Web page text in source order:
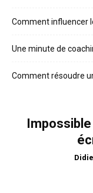
Comment influencer
Une minute de
Comment résoudre